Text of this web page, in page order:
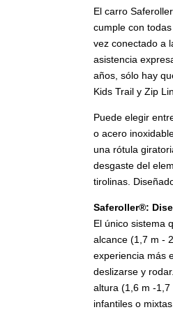
El carro
cumple con
vez conectado a
asistencia
años, sólo hay
Kids Trail y Zip
Puede elegir
o acero
una rótula
desgaste del
tirolinas.
Saferoller®:
El único sistema
alcance (1,7 m -
experiencia más
deslizarse y
altura (1,6 m -
infantiles o